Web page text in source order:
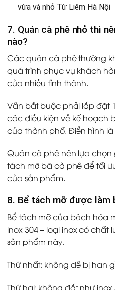
vừa và nhỏ Từ Liêm Hà Nội
7. Quán cà phê nhỏ thì
nào?
Các quán cà phê thường
quá trình phục vụ khách
của nhiều tỉnh thành.
Vẫn bắt buộc phải lắp đặt
các điều kiện về kế hoạch
của thành phố. Điển hình
Quán cà phê nên lựa
tách mỡ bã cà phê để tối
của sản phẩm.
8. Bể tách mỡ được làm
Bể tách mỡ của bách hóa
inox 304 – loại inox có chất
sản phẩm này.
Thứ nhất: không dễ bị han
Thứ hai: không đắt như inox